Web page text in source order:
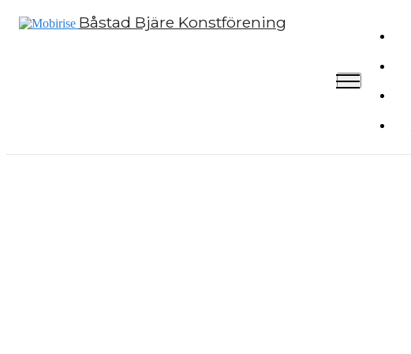
Båstad Bjäre Konstförening